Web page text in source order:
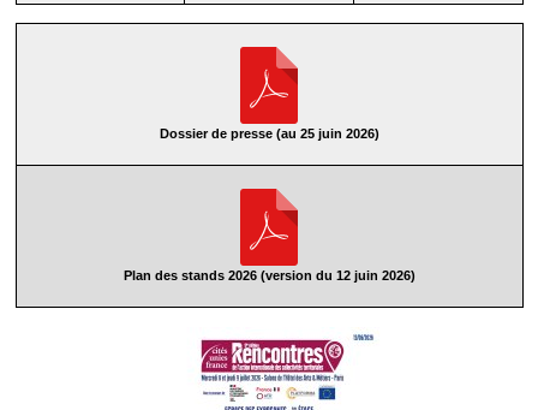
Dossier de presse (au 25 juin 2026)
Plan des stands 2026 (version du 12 juin 2026)